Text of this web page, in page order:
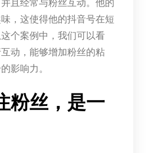
且经常与粉丝互动。他的
，这使得他的抖音号在短
个案例中，我们可以看
动，能够增加粉丝的粘
影响力。
粉丝，是一